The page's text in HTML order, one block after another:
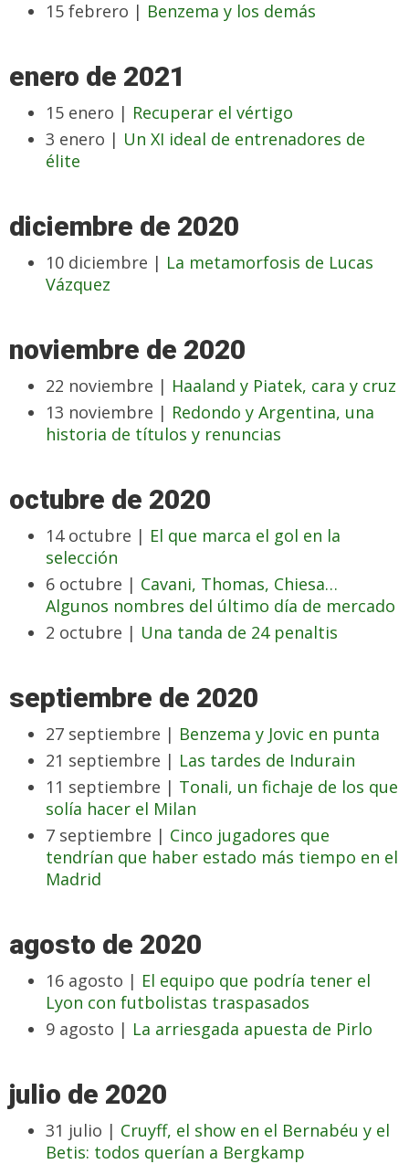
15 febrero | Benzema y los demás
enero de 2021
15 enero | Recuperar el vértigo
3 enero | Un XI ideal de entrenadores de
élite
diciembre de 2020
10 diciembre | La metamorfosis de Lucas
Vázquez
noviembre de 2020
22 noviembre | Haaland y Piatek, cara y cruz
13 noviembre | Redondo y Argentina, una
historia de títulos y renuncias
octubre de 2020
14 octubre | El que marca el gol en la
selección
6 octubre | Cavani, Thomas, Chiesa…
Algunos nombres del último día de mercado
2 octubre | Una tanda de 24 penaltis
septiembre de 2020
27 septiembre | Benzema y Jovic en punta
21 septiembre | Las tardes de Indurain
11 septiembre | Tonali, un fichaje de los que
solía hacer el Milan
7 septiembre | Cinco jugadores que
tendrían que haber estado más tiempo en el
Madrid
agosto de 2020
16 agosto | El equipo que podría tener el
Lyon con futbolistas traspasados
9 agosto | La arriesgada apuesta de Pirlo
julio de 2020
31 julio | Cruyff, el show en el Bernabéu y el
Betis: todos querían a Bergkamp